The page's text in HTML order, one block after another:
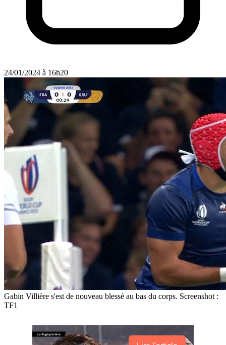
24/01/2024 à 16h20
Gabin Villière s'est de nouveau blessé au bas du corps. Screenshot :
TF1